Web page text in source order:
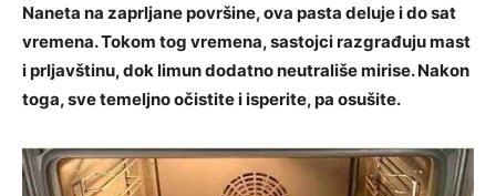
Naneta na zaprljane površine, ova pasta deluje i do sat
vremena. Tokom tog vremena, sastojci razgrađuju mast
i prljavštinu, dok limun dodatno neutrališe mirise. Nakon
toga, sve temeljno očistite i isperite, pa osušite.